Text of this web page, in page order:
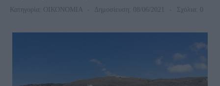
Κατηγορία: ΟΙΚΟΝΟΜΙΑ Δημοσίευση: 08/06/2021 Σχόλια: 0